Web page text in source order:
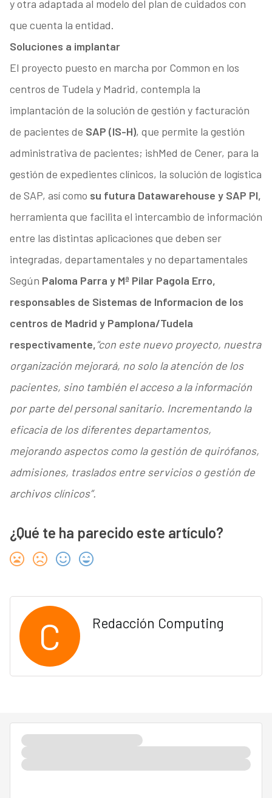
y otra adaptada al modelo del plan de cuidados con
que cuenta la entidad.
Soluciones a implantar
El proyecto puesto en marcha por Common en los
centros de Tudela y Madrid, contempla la
implantación de la solución de gestión y facturación
de pacientes de SAP (IS-H), que permite la gestión
administrativa de pacientes; ishMed de Cener, para la
gestión de expedientes clínicos, la solución de logística
de SAP, así como su futura Datawarehouse y SAP PI,
herramienta que facilita el intercambio de información
entre las distintas aplicaciones que deben ser
integradas, departamentales y no departamentales
Según Paloma Parra y Mª Pilar Pagola Erro,
responsables de Sistemas de Informacion de los
centros de Madrid y Pamplona/Tudela
respectivamente,“con este nuevo proyecto, nuestra
organización mejorará, no solo la atención de los
pacientes, sino también el acceso a la información
por parte del personal sanitario. Incrementando la
eficacia de los diferentes departamentos,
mejorando aspectos como la gestión de quirófanos,
admisiones, traslados entre servicios o gestión de
archivos clínicos”.
¿Qué te ha parecido este artículo?
C Redacción Computing